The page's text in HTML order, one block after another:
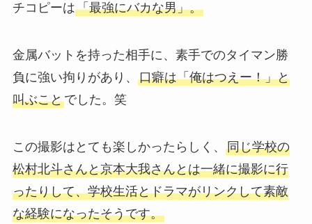
チコピーは「最強にバカな男」。
金属バットを持った相手に、素手でのタイマン勝
負に強い拘りがあり、 口癖は「俺はつえー！」と
叫ぶことでした。笑
この撮影はとても楽しかったらしく、 同じ学校の
松村北斗さんと京本大我さんとは一緒に撮影に行
ったりして、学校生活とドラマがリンクして素敵
な経験になったそうです。